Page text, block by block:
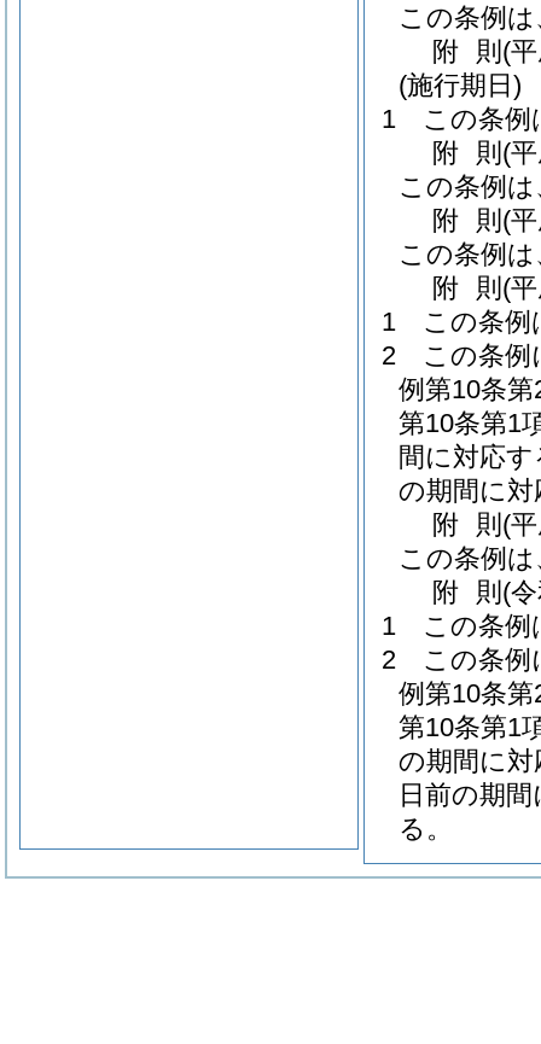
この条例
附 則 (
(施行期日)
1
この条例
附 則 (
この条例
附 則 (
この条例
附 則 (
1
この条例
2
この条例
例第10条
第10条第1
間に対応
の期間に
附 則 (
この条例
附 則 (
1
この条例
2
この条例
例第10条
第10条第1
の期間に
日前の期
る。